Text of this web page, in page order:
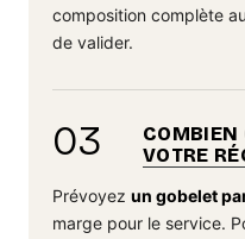
composition complète
de valider.
03
COMBIEN
VOTRE
Prévoyez un gobelet
marge pour le service.